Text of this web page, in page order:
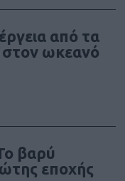
από τα
στον ωκεανό
βαρύ
εποχής